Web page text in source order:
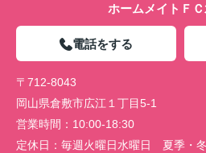
ホームメイトＦ
電話をする
〒712-8043
岡山県倉敷市広江１丁目5-1
営業時間： 10:00-18:30
定休日： 毎週火曜日水曜日 夏季・